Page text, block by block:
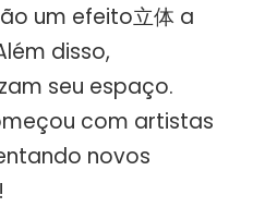
um efeito立体 a
disso,
seu espaço.
com artistas
novos